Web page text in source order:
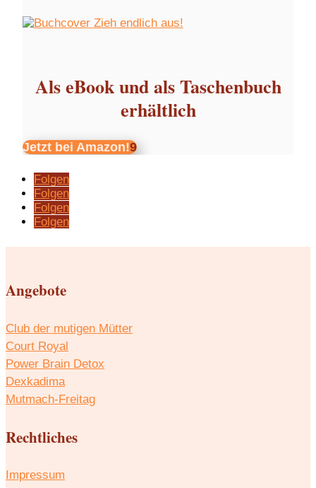
Als eBook und als Taschenbuch
erhältlich
Jetzt bei Amazon!
Folgen
Folgen
Folgen
Folgen
Angebote
Club der mutigen Mütter
Court Royal
Power Brain Detox
Dexkadima
Mutmach-Freitag
Rechtliches
Impressum